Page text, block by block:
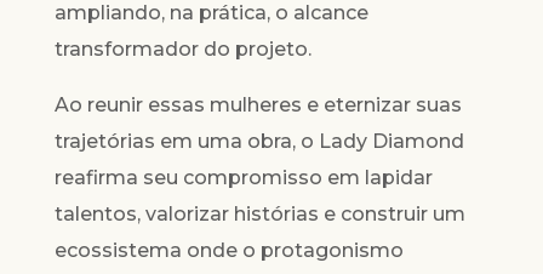
ampliando, na prática, o alcance
transformador do projeto.
Ao reunir essas mulheres e eternizar suas
trajetórias em uma obra, o Lady Diamond
reafirma seu compromisso em lapidar
talentos, valorizar histórias e construir um
ecossistema onde o protagonismo